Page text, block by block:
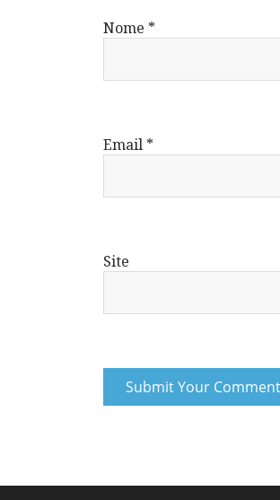
Nome *
Email *
Site